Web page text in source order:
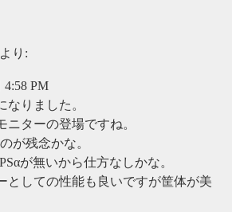
より:
4:58 PM
なりました。
ニターの登場ですね。
が残念かな。
が無いから仕方なしかな。
としての性能も良いですが筐体が美